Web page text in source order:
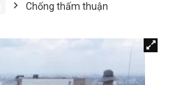
Chống thấm thuận